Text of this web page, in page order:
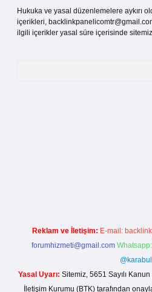
Hukuka ve yasal düzenlemelere aykırı
içerikleri,
ilgili içerikler yasal süre içerisinde
Reklam ve İletişim: E-mail:
forumhizmeti@gmail.com
@karabul
Yasal Uyarı: Sitemiz, 5651 Sayılı
İletişim Kurumu (BTK) tarafından